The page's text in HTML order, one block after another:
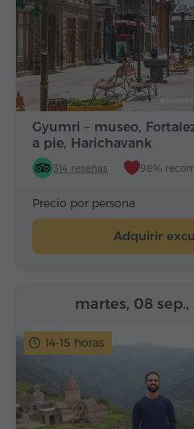
Gyumri – museo,
a pie, Harichavank
314 reseñas 98%
Precio por persona
Adquirir
14-15 horas
martes, 08 sep.,